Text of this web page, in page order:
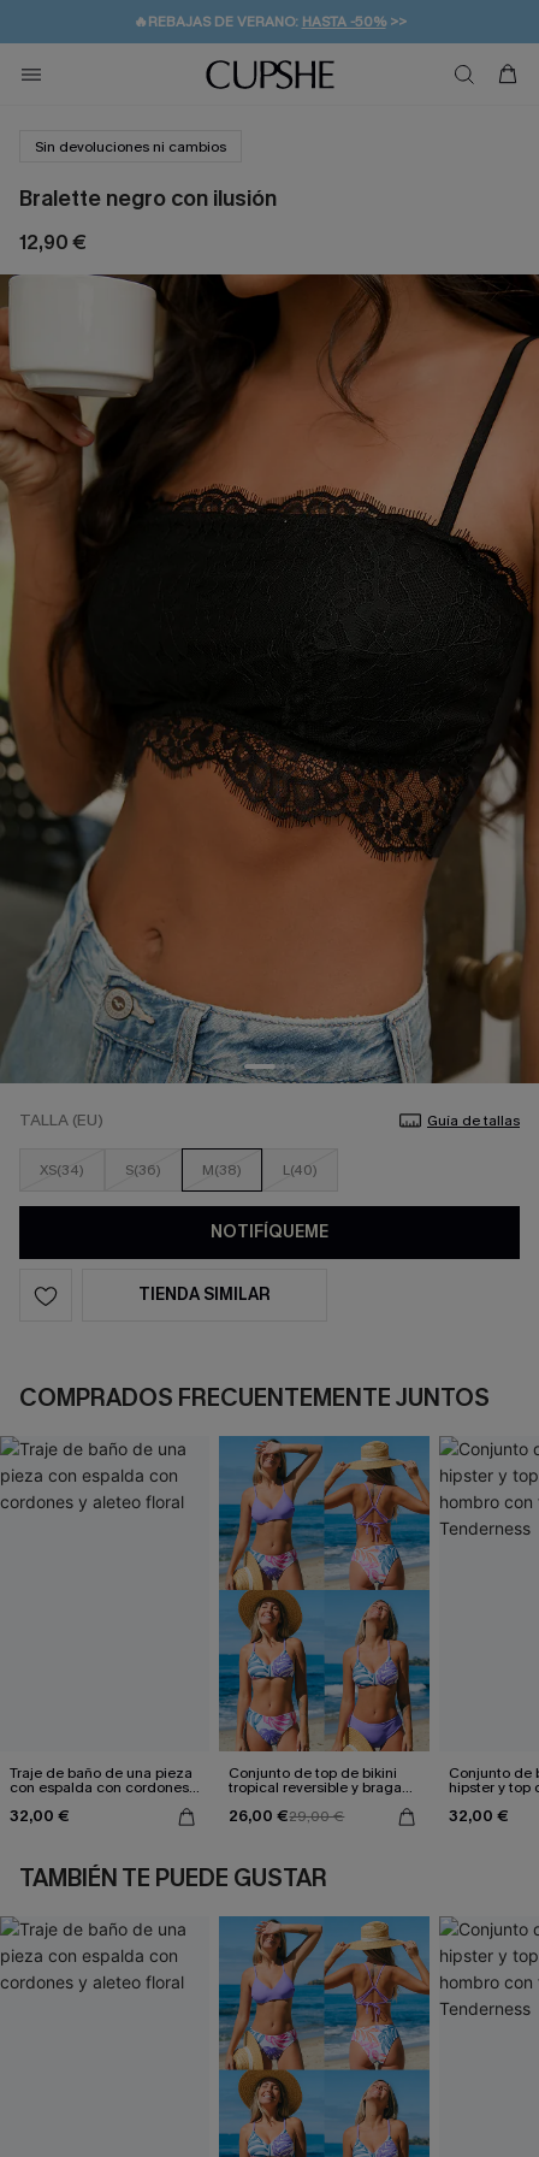
👒PROMOCIÓN DE VERANO:-10% EN 2 VESTIDOS
💌¡SUSCRIBIRSE & GANAR -10% EXTRA!
🚚ENVÍO GRATUITO A PARTIR DE 49 € >>
Sin devoluciones ni cambios
Bralette negro con ilusión
12,90 €
TALLA (EU) Guía de tallas
XS(34) S(36) M(38) L(40)
NOTIFÍQUEME
TIENDA SIMILAR
COMPRADOS FRECUENTEMENTE JUNTOS
Traje de baño de una pieza
con espalda con cordones y
aleteo floral
32,00 €
Conjunto de top de bikini
tropical reversible y braga
de talle medio Escaping
26,00 €29,00 €
Conjunto de
hipster y top
hombro con
Tenderness
32,00 €
TAMBIÉN TE PUEDE GUSTAR